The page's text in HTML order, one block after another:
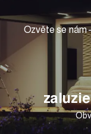
Ozvěte se nám